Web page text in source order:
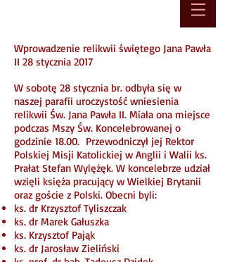
Wprowadzenie relikwii świętego Jana Pawła
II 28 stycznia 2017
W sobotę 28 stycznia br. odbyła się w
naszej parafii uroczystość wniesienia
relikwii Św. Jana Pawła II. Miała ona miejsce
podczas Mszy Św. Koncelebrowanej o
godzinie 18.00. Przewodniczył jej Rektor
Polskiej Misji Katolickiej w Anglii i Walii ks.
Prałat Stefan Wylężęk. W koncelebrze udział
wzięli księża pracujący w Wielkiej Brytanii
oraz goście z Polski. Obecni byli:
ks. dr Krzysztof Tyliszczak
ks. dr Marek Gałuszka
ks. Krzysztof Pająk
ks. dr Jarosław Zieliński